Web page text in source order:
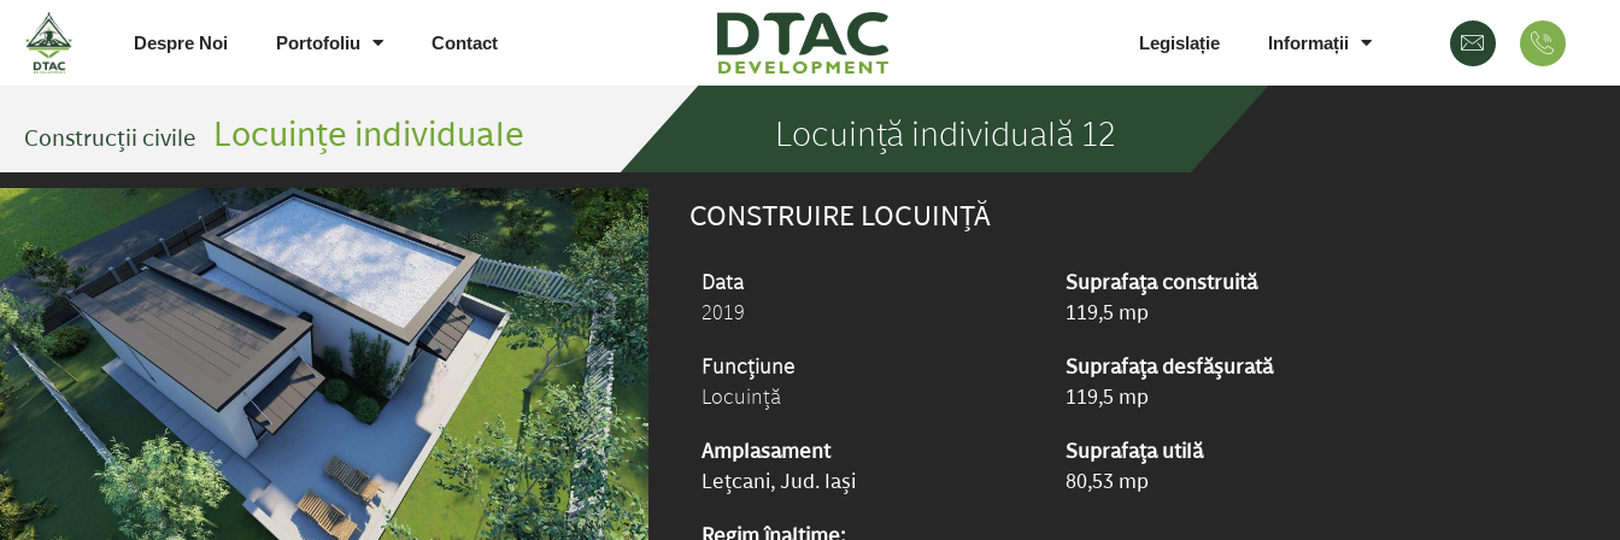
Despre Noi Portofoliu Contact Legislație Informații
Construcții civile Locuințe individuale Locuință individuală 12
CONSTRUIRE LOCUINȚĂ
Data
2019
Suprafața construită
119,5 mp
Funcțiune
Locuință
Suprafața desfășurată
119,5 mp
Amplasament
Lețcani, Jud. Iași
Suprafața utilă
80,53 mp